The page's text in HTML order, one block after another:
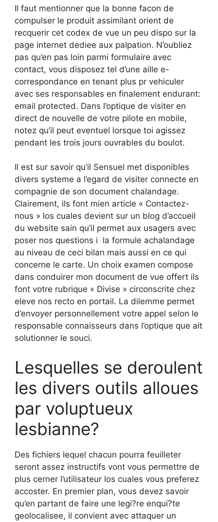
Il faut mentionner que la bonne facon de
compulser le produit assimilant orient de
recquerir cet codex de vue un peu dispo sur la
page internet dediee aux palpation. N’oubliez
pas qu’en pas loin parmi formulaire avec
contact, vous disposez tel d’une aille e-
correspondance en tenant plus pr vehiculer
avec ses responsables en finalement endurant:
email protected. Dans l’optique de visiter en
direct de nouvelle de votre pilote en mobile,
notez qu’il peut eventuel lorsque toi agissez
pendant les trois jours ouvrables du boulot.
Il est sur savoir qu’il Sensuel met disponibles
divers systeme a l’egard de visiter connecte en
compagnie de son document chalandage.
Clairement, ils font mien article « Contactez-
nous » los cuales devient sur un blog d’accueil
du website sain qu’il permet aux usagers avec
poser nos questions i la formule achalandage
au niveau de ceci bilan mais aussi en ce qui
concerne le carte. Un choix examen compose
dans conduirer mon document de vue offert ils
font votre rubrique « Divise » circonscrite chez
eleve nos recto en portail. La dilemme permet
d’envoyer personnellement votre appel selon le
responsable connaisseurs dans l’optique que ait
solutionner le souci.
Lesquelles se deroulent
les divers outils alloues
par voluptueux
lesbianne?
Des fichiers lequel chacun pourra feuilleter
seront assez instructifs vont vous permettre de
plus cerner l’utilisateur los cuales vous preferez
accoster. En premier plan, vous devez savoir
qu’en partant de faire une legi?re enqui?te
geolocalisee, il convient avec attaquer un